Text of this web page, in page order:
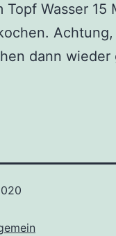
Topf Wasser 15
Achtung,
dann